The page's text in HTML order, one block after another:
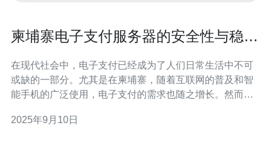
柬埔寨电子支付服务器的安全性与稳定
在现代社会中，电子支付已经成为了人们日常生活中不可
或缺的一部分。尤其是在柬埔寨，随着互联网的普及和智
能手机的广泛使用，电子支付的需求也随之增长。然而，
埔寨电子支付服务器的安全性与稳定性进行深入探讨，并
2025年9月10日